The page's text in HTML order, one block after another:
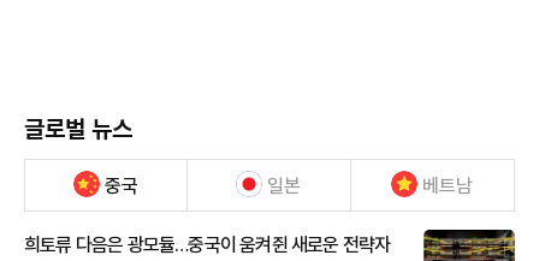
글로벌 뉴스
중국 일본 베트남
희토류 다음은 광모듈…중국이 움켜쥔 새로운 전략자